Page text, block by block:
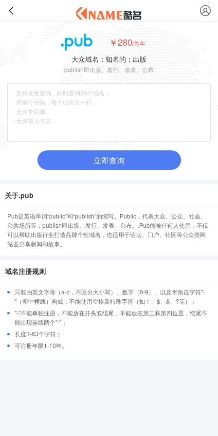
￥280/首年
大众域名；知名的；出版
publish即出版、发行、发表、公布
立即查询
关于.pub
Pub是英语单词“public”和“publish”的缩写。Public，代表大众、公众、社会、
公共场所等；publish即出版、发行、发表、公布。.Pub能被任何人使用，不仅
可以帮助出版行业打造品牌个性域名，也适用于论坛、门户、社区等公众类网
站去分享新闻和故事。
域名注册规则
只能由英文字母（a-z，不区分大小写）、数字（0-9）、以及半角连字符"-
"（即中横线）构成，不能使用空格及特殊字符（如！、$、&、?等）；
"-"不能单独注册，不能放在开头或结尾，不能放在第三和第四位置，结尾不
能出现连续两个"-"；
长度3-63个字符；
可注册年限1-10年。